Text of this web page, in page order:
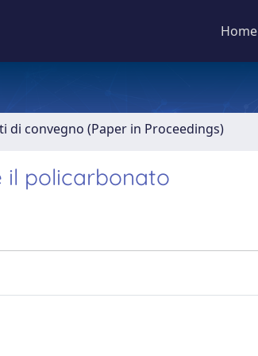
Home
di convegno (Paper in Proceedings)
il policarbonato